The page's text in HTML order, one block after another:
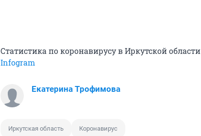
Статистика по коронавирусу в Иркутской области
Infogram
Екатерина Трофимова
Иркутская область Коронавирус